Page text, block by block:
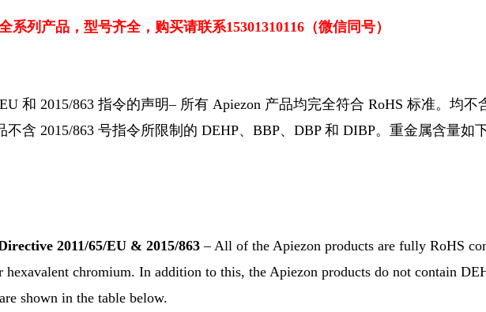
系列产品，型号齐全，购买请联系15301310116（微信同号）
和 2015/863 指令的声明– 所有 Apiezon 产品均完全符合 RoHS 标准。 均不
不含 2015/863 号指令所限制的 DEHP、BBP、DBP 和 DIBP。重金属含量如
2011/65/EU & 2015/863 – All of the Apiezon products are fully RoHS
hexavalent chromium. In addition to this, the Apiezon products do not contain
shown in the table below.